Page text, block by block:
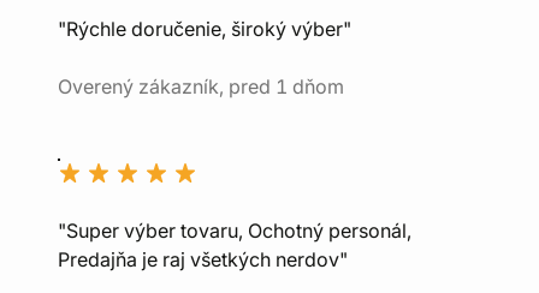
"Rýchle doručenie, široký výber"
Overený zákazník, pred 1 dňom
"Super výber tovaru, Ochotný personál,
Predajňa je raj všetkých nerdov"